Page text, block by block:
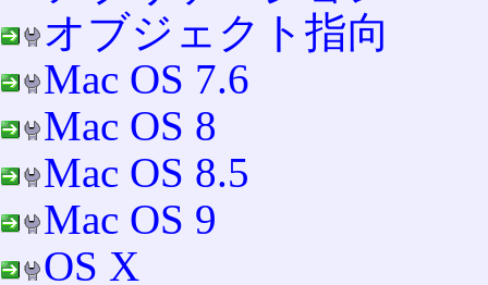
オブジェクト指向
Mac OS 7.6
Mac OS 8
Mac OS 8.5
Mac OS 9
OS X